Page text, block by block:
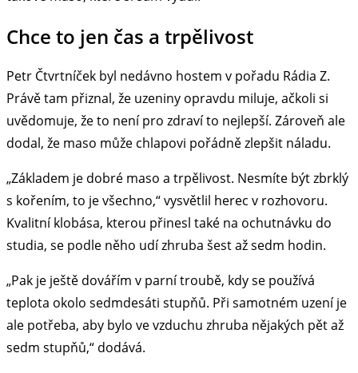
Chce to jen čas a trpělivost
Petr Čtvrtníček byl nedávno hostem v pořadu Rádia Z.
Právě tam přiznal, že uzeniny opravdu miluje, ačkoli si
uvědomuje, že to není pro zdraví to nejlepší. Zároveň ale
dodal, že maso může chlapovi pořádně zlepšit náladu.
„Základem je dobré maso a trpělivost. Nesmíte být zbrklý
s kořením, to je všechno,“ vysvětlil herec v rozhovoru.
Kvalitní klobása, kterou přinesl také na ochutnávku do
studia, se podle něho udí zhruba šest až sedm hodin.
„Pak je ještě dovářím v parní troubě, kdy se používá
teplota okolo sedmdesáti stupňů. Při samotném uzení je
ale potřeba, aby bylo ve vzduchu zhruba nějakých pět až
sedm stupňů,“ dodává.